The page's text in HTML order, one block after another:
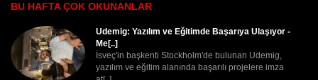
BU HAFTA ÇOK OKUNANLAR
'Darbe girişimine karşı ayakta duruşunuzu
görmek e[..]
Avrupa Konseyi̇ Genel Sekreteri̇ Jagland
"Türkiye'de Meclisin ve siyasi partilerin halkla